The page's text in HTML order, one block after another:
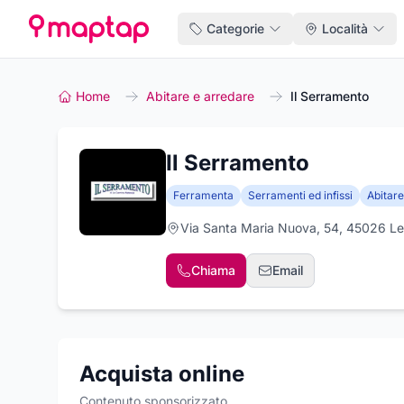
Categorie Località
Home Abitare e arredare Il Serramento
Il Serramento
Ferramenta Serramenti ed infissi
Via Santa Maria Nuova, 54, 45026
Chiama Email
Acquista online
Contenuto sponsorizzato